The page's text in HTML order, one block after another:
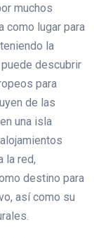
muchos
como lugar para
la
descubrir
para
de las
una isla
la red,
destino para
así como su